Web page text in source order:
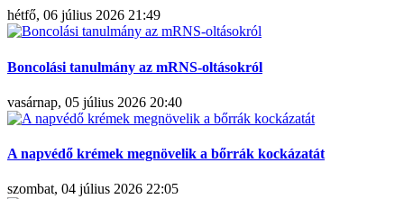
hétfő, 06 július 2026 21:49
Boncolási tanulmány az mRNS-oltásokról
vasárnap, 05 július 2026 20:40
A napvédő krémek megnövelik a bőrrák kockázatát
szombat, 04 július 2026 22:05